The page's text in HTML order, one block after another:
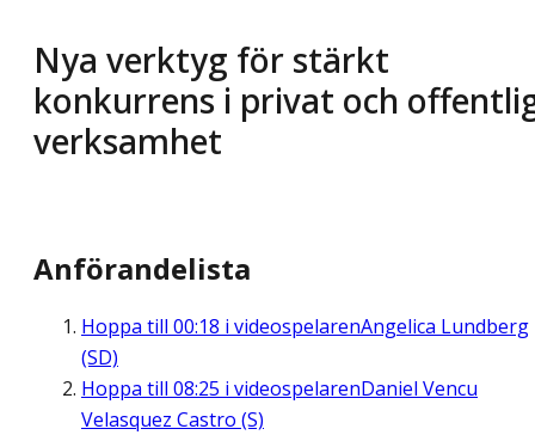
Nya verktyg för stärkt
konkurrens i privat och
verksamhet
Anförandelista
Hoppa till 00:18 i videospelarenAngelica Lundberg
(SD)
Hoppa till 08:25 i videospelarenDaniel Vencu
Velasquez Castro (S)